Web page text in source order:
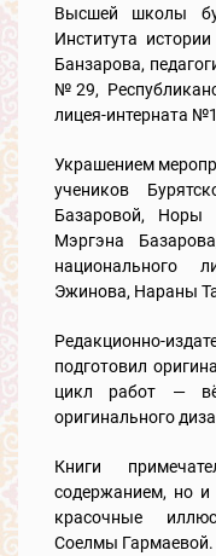
Высшей школы
Института
Банзарова,
№29,
лицея-интерната
Украшением
учеников
Базаровой, Норы
Мэргэна
национального
Эжинова, Нараны
Редакционно-
подготовил
цикл работ —
оригинального
Книги
содержанием, но
красочные
Соелмы Гармаевой.